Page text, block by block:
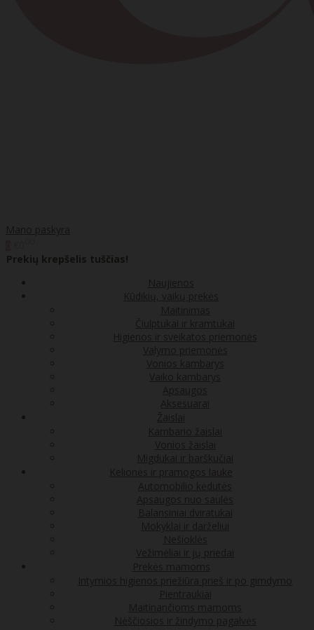
Mano paskyra
Prekių krepšelis tuščias!
Naujienos
Kūdikių, vaikų prekės
Maitinimas
Čiulptukai ir kramtukai
Higienos ir sveikatos priemonės
Valymo priemonės
Vonios kambarys
Vaiko kambarys
Apsaugos
Aksesuarai
Žaislai
Kambario žaislai
Vonios žaislai
Migdukai ir barškučiai
Kelionės ir pramogos lauke
Automobilio kėdutės
Apsaugos nuo saulės
Balansiniai dviratukai
Mokyklai ir darželiui
Nešioklės
Vežimėliai ir jų priedai
Prekės mamoms
Intymios higienos priežiūra prieš ir po gimdymo
Pientraukiai
Maitinančioms mamoms
Nėščiosios ir žindymo pagalvės